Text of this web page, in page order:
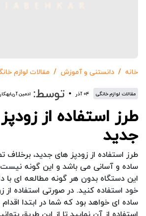
خانه دانستنی و آموزش مقالات لوازم
مقالات لوازم خانگی ۰۴ آذر توسط: ادمین آریابهکار
طرز استفاده از
جدید
طرز استفاده از زودپز های جدید، برخلاف
ساده و آسانی می باشد و این گونه نیست
این دستگاه بدون هر گونه مطالعه ای با
خود استفاده کنید. در صورتی استفاده از
ساده ای خواهد بود که شما در ابتدا